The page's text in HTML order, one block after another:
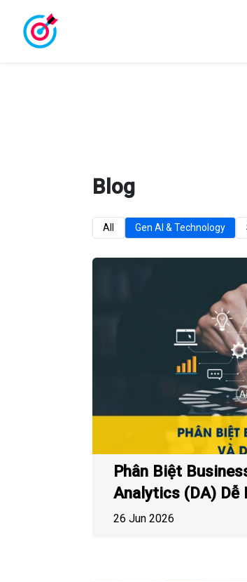
Blog
All Gen AI & Technology
Phân Biệt
Analytics (DA) Dễ
26 Jun 2026